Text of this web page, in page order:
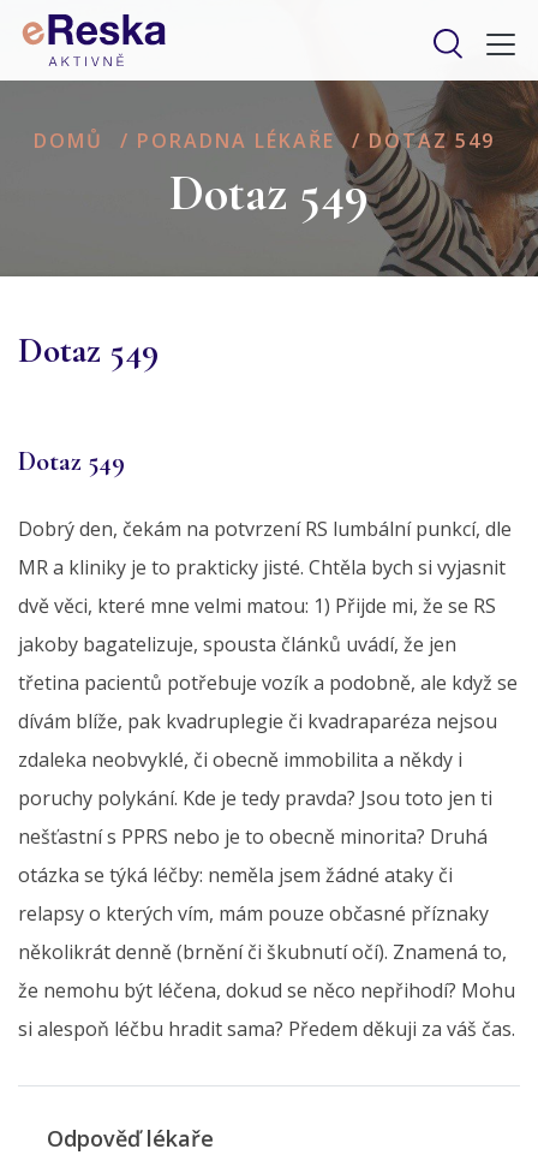
DOMŮ / PORADNA LÉKAŘE / DOTAZ 549
Dotaz 549
Dotaz 549
Dotaz 549
Dobrý den, čekám na potvrzení RS lumbální punkcí, dle
MR a kliniky je to prakticky jisté. Chtěla bych si vyjasnit
dvě věci, které mne velmi matou: 1) Přijde mi, že se RS
jakoby bagatelizuje, spousta článků uvádí, že jen
třetina pacientů potřebuje vozík a podobně, ale když se
dívám blíže, pak kvadruplegie či kvadraparéza nejsou
zdaleka neobvyklé, či obecně immobilita a někdy i
poruchy polykání. Kde je tedy pravda? Jsou toto jen ti
nešťastní s PPRS nebo je to obecně minorita? Druhá
otázka se týká léčby: neměla jsem žádné ataky či
relapsy o kterých vím, mám pouze občasné příznaky
několikrát denně (brnění či škubnutí očí). Znamená to,
že nemohu být léčena, dokud se něco nepřihodí? Mohu
si alespoň léčbu hradit sama? Předem děkuji za váš čas.
Odpověď lékaře